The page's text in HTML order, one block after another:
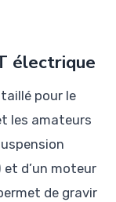
électrique
pour le
les amateurs
d’un moteur
de gravir